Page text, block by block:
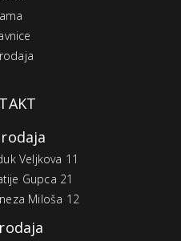
Veljkova 11
Gupca 21
Miloša 12